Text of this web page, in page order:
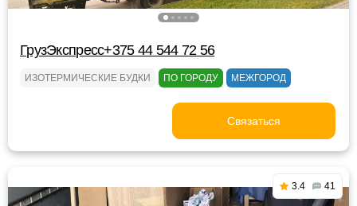
ГрузЭкспресс+375 44 544 72 56
ИЗОТЕРМИЧЕСКИЕ БУДКИ ПО ГОРОДУ МЕЖГОРОД
Связаться
3.4 41